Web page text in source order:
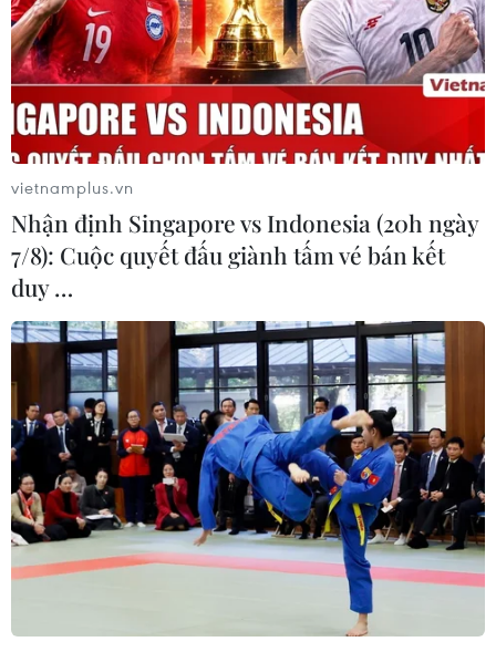
TIN CÙNG CHUYÊN MỤC
Gỡ "điểm nghẽn" ở cấp cơ sở
08/08/2026 01:46
dàn cảnh cướp giật tại Tân Huê Viên
vietnamplus.vn
Nhận định Singapore vs Indonesia (20h ngày
7/8): Cuộc quyết đấu giành tấm vé bán kết
duy …